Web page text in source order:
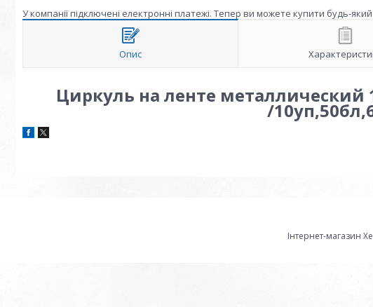
У компанії підключені електронні платежі. Тепер ви можете купити будь-
Опис
Циркуль на ленте металлический
/